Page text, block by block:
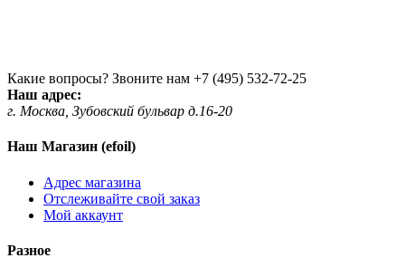
Какие вопросы? Звоните нам +7 (495) 532-72-25
Наш адрес:
г. Москва, Зубовский бульвар д.16-20
Наш Магазин (efoil)
Адрес магазина
Отслеживайте свой заказ
Мой аккаунт
Разное